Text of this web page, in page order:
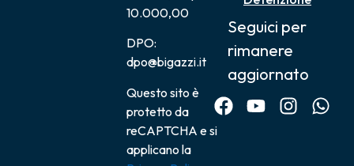
10.000,00
DPO:
dpo@bigazzi.it
Questo sito è
protetto da
reCAPTCHA e si
applicano la
Seguici per
rimanere
aggiornato